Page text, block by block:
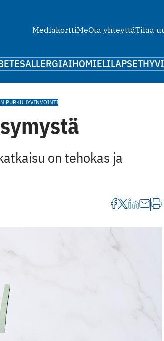
MediakorttiMeOta yhteyttäTilaa
ALLERGIAIHOMIELILAPSET
PURKUHYVINVOINTI
on tehokas ja